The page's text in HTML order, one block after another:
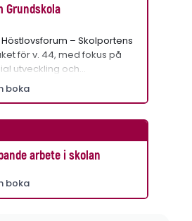
Grundskola
– Skolportens
för v. 44, med fokus på
utveckling och…
boka
arbete i skolan
boka